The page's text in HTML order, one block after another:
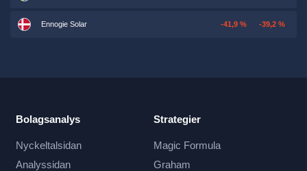
Ennogie Solar -41,9 % -39,2 %
Bolagsanalys
Nyckeltalsidan
Analyssidan
Strategier
Magic Formula
Graham